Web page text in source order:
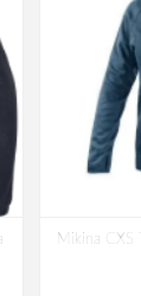
Mikina CXS